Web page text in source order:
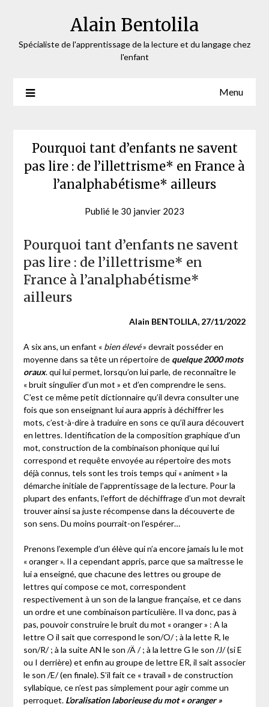
Alain Bentolila
Spécialiste de l'apprentissage de la lecture et du langage chez
l'enfant
Menu
Pourquoi tant d’enfants ne savent
pas lire : de l’illettrisme* en France à
l’analphabétisme* ailleurs
Publié le 30 janvier 2023
ab
Pourquoi tant d’enfants ne savent
pas lire : de l’illettrisme* en
France à l’analphabétisme*
ailleurs
Alain BENTOLILA, 27/11/2022
A six ans, un enfant « bien élevé» devrait posséder en
moyenne dans sa tête un répertoire de quelque 2000 mots
oraux. qui lui permet, lorsqu’on lui parle, de reconnaître le
« bruit singulier d’un mot » et d’en comprendre le sens.
C’est ce même petit dictionnaire qu’il devra consulter une
fois que son enseignant lui aura appris à déchiffrer les
mots, c’est-à-dire à traduire en sons ce qu’il aura découvert
en lettres. Identification de la composition graphique d’un
mot, construction de la combinaison phonique qui lui
correspond et requête envoyée au répertoire des mots
déjà connus, tels sont les trois temps qui « animent » la
démarche initiale de l’apprentissage de la lecture. Pour la
plupart des enfants, l’effort de déchiffrage d’un mot devrait
trouver ainsi sa juste récompense dans la découverte de
son sens. Du moins pourrait-on l’espérer…
Prenons l’exemple d’un élève qui n’a encore jamais lu le mot
« oranger ». Il a cependant appris, parce que sa maîtresse le
lui a enseigné, que chacune des lettres ou groupe de
lettres qui compose ce mot, correspondent
respectivement à un son de la langue française, et ce dans
un ordre et une combinaison particulière. Il va donc, pas à
pas, pouvoir construire le bruit du mot « oranger » : A la
lettre O il sait que correspond le son/O/ ; à la lette R, le
son/R/ ; à la suite AN le son /Ä / ; à la lettre G le son /J/ (si E
ou I derrière) et enfin au groupe de lettre ER, il sait associer
le son /E/ (en finale). S’il fait ce « travail » de construction
syllabique, ce n’est pas simplement pour agir comme un
perroquet. L’oralisation laborieuse du mot « oranger »